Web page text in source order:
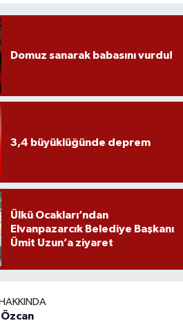
Domuz sanarak babasını vurdu!
3,4 büyüklüğünde deprem
Ülkü Ocakları’ndan
Elvanpazarcık Belediye Başkanı
Ümit Uzun’a ziyaret